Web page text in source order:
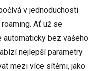
v jednoduchosti
Ať už se
automaticky bez vašeho
nejlepší parametry
mezi více sítěmi, jako